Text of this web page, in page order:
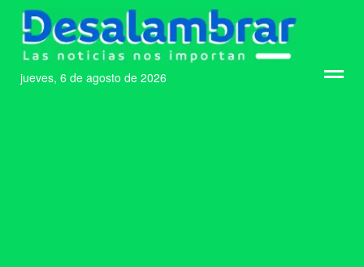
jueves, 6 de agosto de 2026